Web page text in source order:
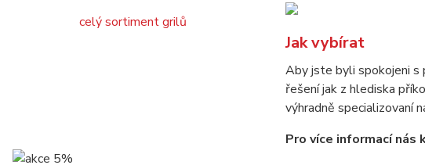
celý sortiment grilů
Jak vybírat
Aby jste byli spokojeni s
řešení jak z hlediska
výhradně specializovaní
Pro více informací